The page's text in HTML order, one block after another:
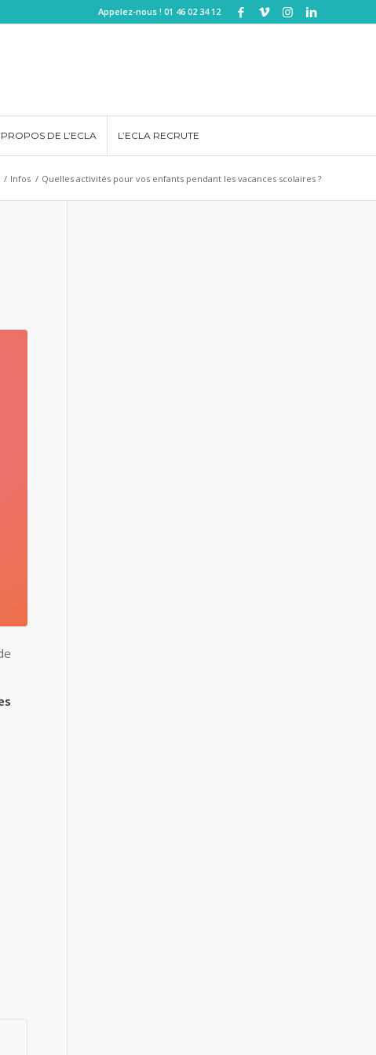
Appelez-nous ! 01 46 02 34 12
DE L’ECLA L’ECLA RECRUTE
/ Infos / Quelles activités pour vos enfants pendant les vacances scolaires ?